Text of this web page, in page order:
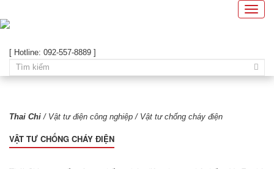
Toggle
[ Hotline: 092-557-8889 ]
Thai Chi / Vật tư điện công nghiệp / Vật tư chống cháy điện
VẬT TƯ CHỐNG CHÁY ĐIỆN